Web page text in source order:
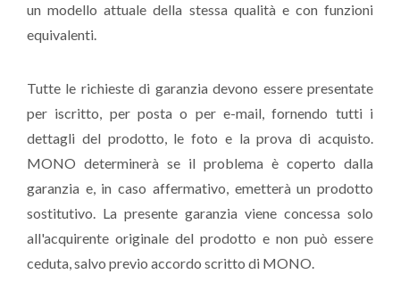
un modello attuale della stessa qualità e con funzioni
equivalenti.
Tutte le richieste di garanzia devono essere presentate
per iscritto, per posta o per e-mail, fornendo tutti i
dettagli del prodotto, le foto e la prova di acquisto.
MONO determinerà se il problema è coperto dalla
garanzia e, in caso affermativo, emetterà un prodotto
sostitutivo. La presente garanzia viene concessa solo
all'acquirente originale del prodotto e non può essere
ceduta, salvo previo accordo scritto di MONO.